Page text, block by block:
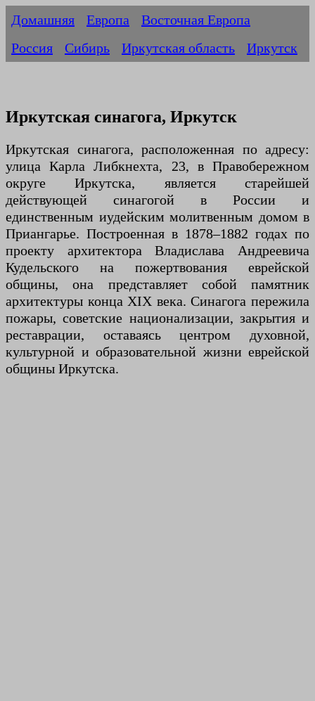
Домашняя Европа
Восточная Европа
Россия
Сибирь Иркутская область Иркутск
Иркутская синагога, Иркутск
Иркутская синагога, расположенная по адресу:
улица Карла Либкнехта, 23, в Правобережном
округе Иркутска, является старейшей
действующей синагогой в России и
единственным иудейским молитвенным домом в
Приангарье. Построенная в 1878–1882 годах по
проекту архитектора Владислава Андреевича
Кудельского на пожертвования еврейской
общины, она представляет собой памятник
архитектуры конца XIX века. Синагога пережила
пожары, советские национализации, закрытия и
реставрации, оставаясь центром духовной,
культурной и образовательной жизни еврейской
общины Иркутска.